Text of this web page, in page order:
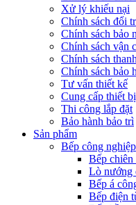
Xử lý khiếu nại
Chính sách đổi
Chính sách bảo
Chính sách vận
Chính sách
Chính sách bảo
Tư vấn thiết kế
Cung cấp thiết bị
Thi công lắp đặt
Bảo hành bảo trì
Sản phẩm
Bếp công nghiệp
Bếp chiên
Lò nướng
Bếp á
Bếp điện